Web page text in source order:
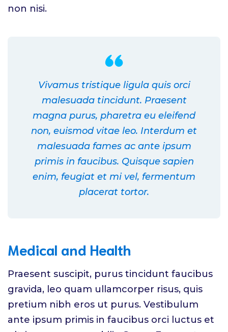
non nisi.
Vivamus tristique ligula quis orci
malesuada tincidunt. Praesent
magna purus, pharetra eu eleifend
non, euismod vitae leo. Interdum et
malesuada fames ac ante ipsum
primis in faucibus. Quisque sapien
enim, feugiat et mi vel, fermentum
placerat tortor.
Medical and Health
Praesent suscipit, purus tincidunt faucibus
gravida, leo quam ullamcorper risus, quis
pretium nibh eros ut purus. Vestibulum
ante ipsum primis in faucibus orci luctus et